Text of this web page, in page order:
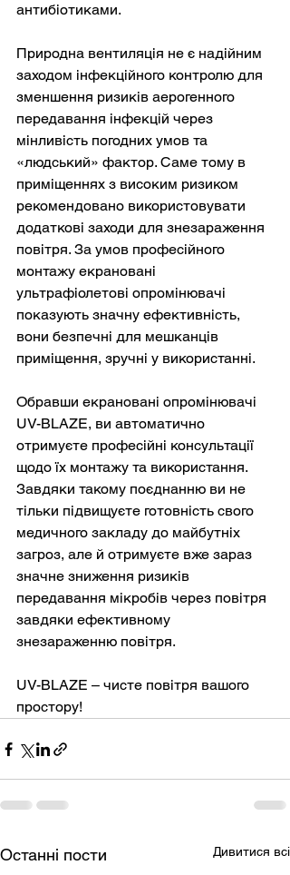
антибіотиками.
Природна вентиляція не є надійним
заходом інфекційного контролю для
зменшення ризиків аерогенного
передавання інфекцій через
мінливість погодних умов та
«людський» фактор. Саме тому в
приміщеннях з високим ризиком
рекомендовано використовувати
додаткові заходи для знезараження
повітря. За умов професійного
монтажу екрановані
ультрафіолетові опромінювачі
показують значну ефективність,
вони безпечні для мешканців
приміщення, зручні у використанні.
Обравши екрановані опромінювачі
UV-BLAZE, ви автоматично
отримуєте професійні консультації
щодо їх монтажу та використання.
Завдяки такому поєднанню ви не
тільки підвищуєте готовність свого
медичного закладу до майбутніх
загроз, але й отримуєте вже зараз
значне зниження ризиків
передавання мікробів через повітря
завдяки ефективному
знезараженню повітря.
UV-BLAZE – чисте повітря вашого
простору!
Останні пости Дивитися всі